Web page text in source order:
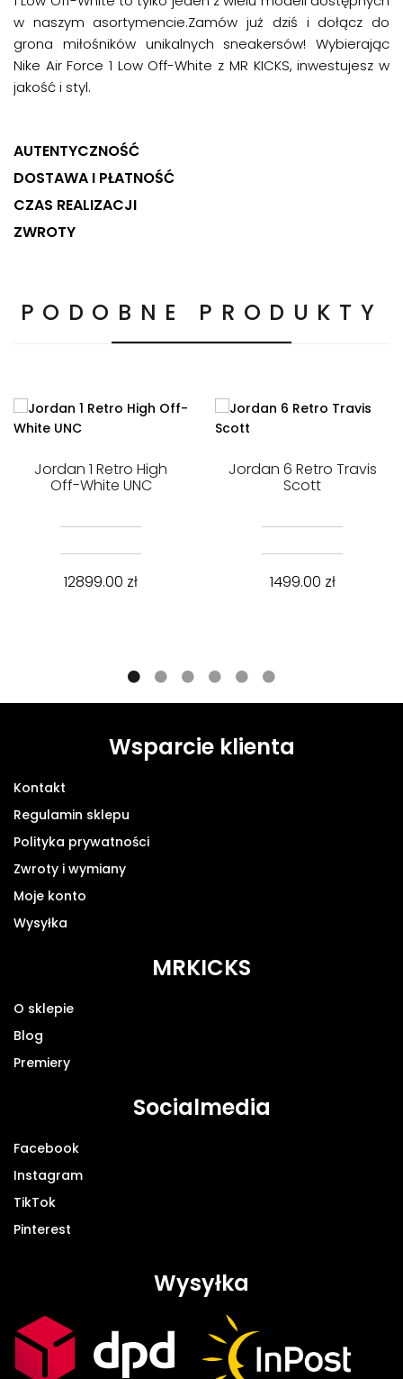
w naszym asortymencie.Zamów już dziś i dołącz do
grona miłośników unikalnych sneakersów! Wybierając
Nike Air Force 1 Low Off-White z MR KICKS, inwestujesz w
jakość i styl.
AUTENTYCZNOŚĆ
DOSTAWA I PŁATNOŚĆ
CZAS REALIZACJI
ZWROTY
PODOBNE PRODUKTY
Jordan 1 Retro High
Off-White UNC
12899.00 zł
Jordan 6 Retro Travis
Scott
1499.00 zł
Wsparcie klienta
Kontakt
Regulamin sklepu
Polityka prywatności
Zwroty i wymiany
Moje konto
Wysyłka
MRKICKS
O sklepie
Blog
Premiery
Socialmedia
Facebook
Instagram
TikTok
Pinterest
Wysyłka